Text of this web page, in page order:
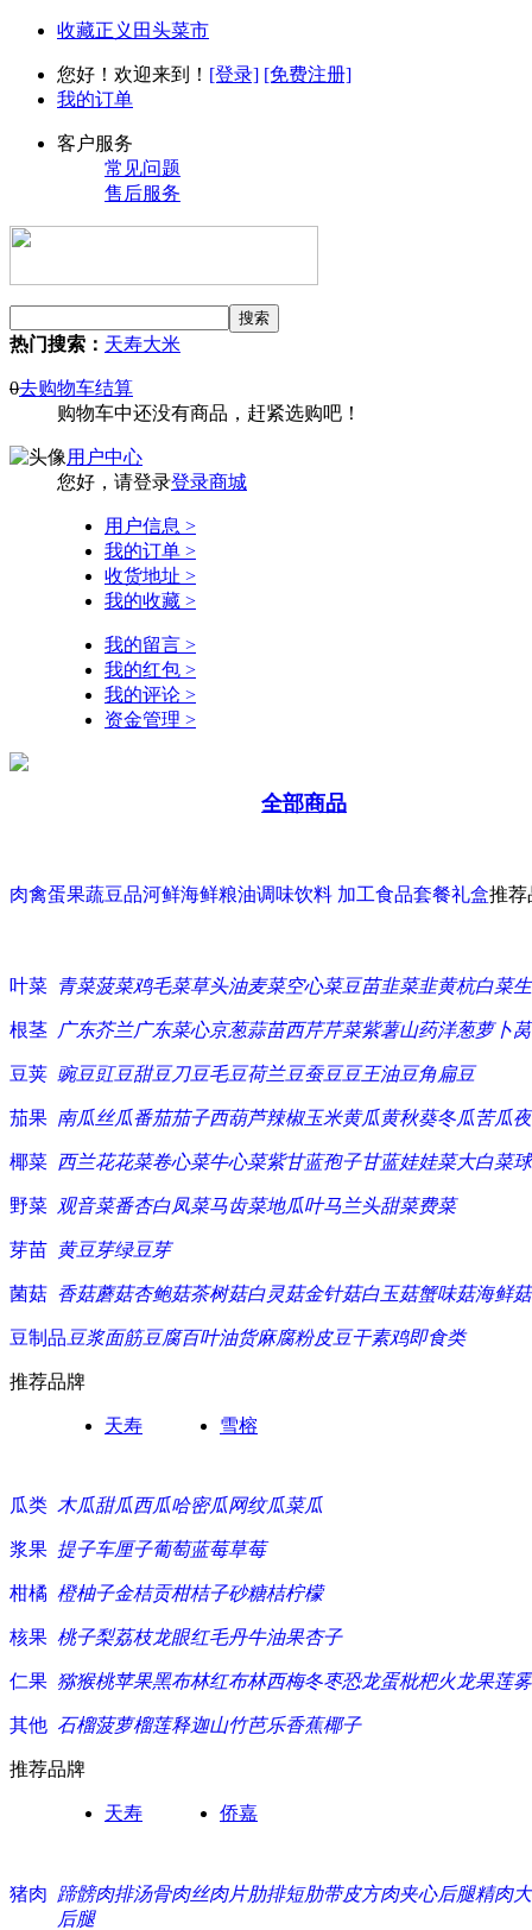
收藏正义田头菜市
您好！欢迎来到！ [登录] [免费注册]
我的订单
客户服务
常见问题
售后服务
热门搜索： 天寿大米
0去购物车结算
购物车中还没有商品，赶紧选购吧！
用户中心
您好，请登录登录商城
用户信息 >
我的订单 >
收货地址 >
我的收藏 >
我的留言 >
我的红包 >
我的评论 >
资金管理 >
全部商品
肉禽蛋果蔬豆品河鲜海鲜粮油调味饮料 加工食品套餐礼盒推荐
叶菜 青菜菠菜鸡毛菜草头油麦菜空心菜豆苗韭菜韭黄杭白菜
根茎 广东芥兰广东菜心京葱蒜苗西芹芹菜紫薯山药洋葱萝卜
豆荚 豌豆豇豆甜豆刀豆毛豆荷兰豆蚕豆豆王油豆角扁豆
茄果 南瓜丝瓜番茄茄子西葫芦辣椒玉米黄瓜黄秋葵冬瓜苦瓜
椰菜 西兰花花菜卷心菜牛心菜紫甘蓝孢子甘蓝娃娃菜大白菜
野菜 观音菜番杏白凤菜马齿菜地瓜叶马兰头甜菜费菜
芽苗 黄豆芽绿豆芽
菌菇 香菇蘑菇杏鲍菇茶树菇白灵菇金针菇白玉菇蟹味菇海鲜菇
豆制品 豆浆面筋豆腐百叶油货麻腐粉皮豆干素鸡即食类
推荐品牌
天寿 雪榕
瓜类 木瓜甜瓜西瓜哈密瓜网纹瓜菜瓜
浆果 提子车厘子葡萄蓝莓草莓
柑橘 橙柚子金桔贡柑桔子砂糖桔柠檬
核果 桃子梨荔枝龙眼红毛丹牛油果杏子
仁果 猕猴桃苹果黑布林红布林西梅冬枣恐龙蛋枇杷火龙果莲雾
其他 石榴菠萝榴莲释迦山竹芭乐香蕉椰子
推荐品牌
天寿 侨嘉
猪肉 蹄髈肉排汤骨肉丝肉片肋排短肋带皮方肉夹心后腿精肉
后腿